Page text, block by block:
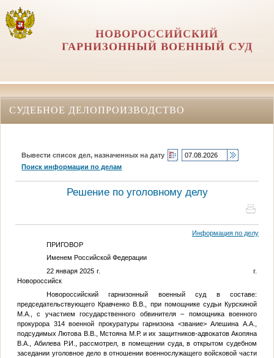
НОВОРОССИЙСКИЙ
ГАРНИЗОННЫЙ ВОЕННЫЙ СУД
СУДЕБНОЕ ДЕЛОПРОИЗВОДСТВО
Вывести список дел, назначенных на дату
Поиск информации по делам
Решение по уголовному делу
Информация по делу
ПРИГОВОР
Именем Российской Федерации
22 января 2025 г. г.
Новороссийск
Новороссийский гарнизонный военный суд в составе:
председательствующего Кравченко В.В., при помощнике судьи Курскиной
М.А., с участием государственного обвинителя – помощника военного
прокурора 314 военной прокуратуры гарнизона <звание> Алешина А.А.,
подсудимых Лютова В.В., Мстояна М.Р. и их защитников-адвокатов Акопяна
В.А., Абилева Р.И., рассмотрел, в помещении суда, в открытом судебном
заседании уголовное дело в отношении военнослужащего войсковой части